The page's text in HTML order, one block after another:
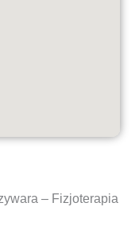
– Fizjoterapia